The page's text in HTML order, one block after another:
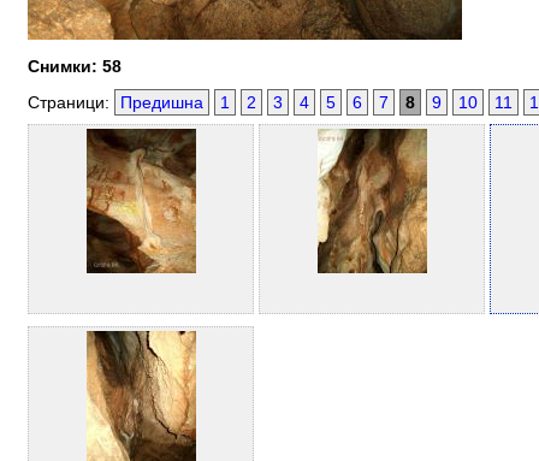
Снимки: 58
Страници:
Предишна 1 2 3 4 5 6 7 8 9 10 11